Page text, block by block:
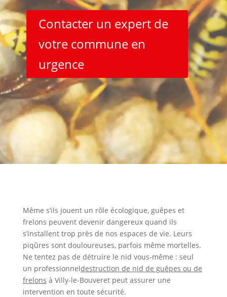
Contacter un expert de
votre commune en
urgence
Même s’ils jouent un rôle écologique, guêpes et
frelons peuvent devenir dangereux quand ils
s’installent trop près de nos espaces de vie. Leurs
piqûres sont douloureuses, parfois même mortelles.
Ne tentez pas de détruire le nid vous-même : seul
un professionneldestruction de nid de guêpes ou de
frelons à Villy-le-Bouveret peut assurer une
intervention en toute sécurité.